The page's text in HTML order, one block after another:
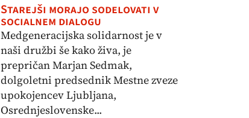
Starejši morajo sodelovati v
socialnem dialogu
Medgeneracijska solidarnost je v
naši družbi še kako živa, je
prepričan Marjan Sedmak,
dolgoletni predsednik Mestne zveze
upokojencev Ljubljana,
Osrednjeslovenske...